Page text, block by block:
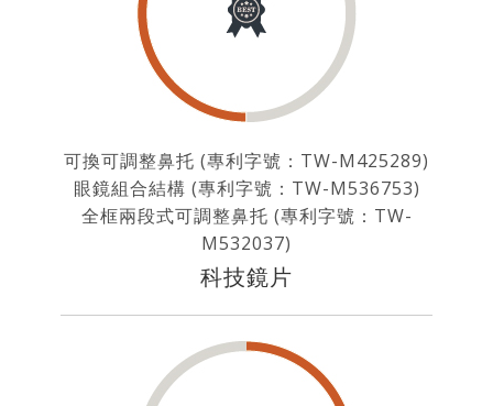
可換可調整鼻托 (專利字號：TW-M425289)
眼鏡組合結構 (專利字號：TW-M536753)
全框兩段式可調整鼻托 (專利字號：TW-
M532037)
科技鏡片